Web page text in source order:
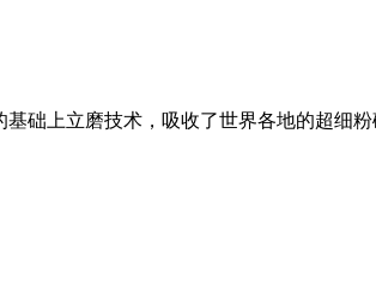
础上立磨技术，吸收了世界各地的超细